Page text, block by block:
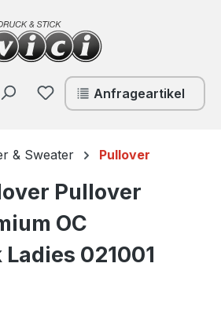
Du hast 0 Produkte auf
Anfrageartikel
& Sweater Pullover
Pullover
OC
021001